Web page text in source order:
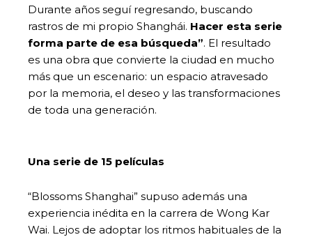
Durante años seguí regresando, buscando
rastros de mi propio Shanghái. Hacer esta serie
forma parte de esa búsqueda”. El resultado
es una obra que convierte la ciudad en mucho
más que un escenario: un espacio atravesado
por la memoria, el deseo y las transformaciones
de toda una generación.
Una serie de 15 películas
“Blossoms Shanghai” supuso además una
experiencia inédita en la carrera de Wong Kar
Wai. Lejos de adoptar los ritmos habituales de la